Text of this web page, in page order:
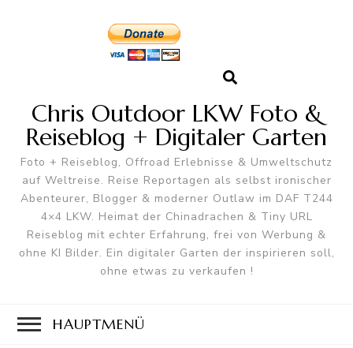
Chris Outdoor LKW Foto &
Reiseblog + Digitaler Garten
Foto + Reiseblog, Offroad Erlebnisse & Umweltschutz
auf Weltreise. Reise Reportagen als selbst ironischer
Abenteurer, Blogger & moderner Outlaw im DAF T244
4×4 LKW. Heimat der Chinadrachen & Tiny URL
Reiseblog mit echter Erfahrung, frei von Werbung &
ohne KI Bilder. Ein digitaler Garten der inspirieren soll,
ohne etwas zu verkaufen !
HAUPTMENÜ